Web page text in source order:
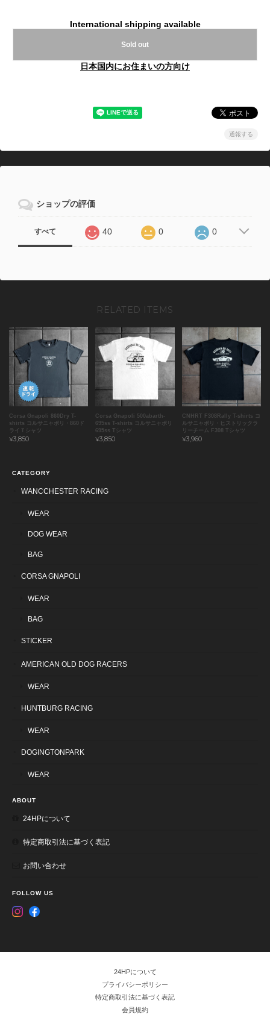
International shipping available
Sold out
日本国内にお住まいの方向け
通報する
ショップの評価
すべて 40 0 0
RELATED ITEMS
Corsa Gnapoli 860Dry T-
shirts コルサニャポリ・860ド
ライＴシャツ
¥3,850
Corsa Gnapoli 500abarth-
695ss T-shirts コルサニャポリ
695ss Tシャツ
¥3,850
CNHRT F308Rally T-shirts コ
ルサニャポリ・ヒストリックラ
リーチーム F308 Tシャツ
¥3,960
CATEGORY
WANCCHESTER RACING
WEAR
DOG WEAR
BAG
CORSA GNAPOLI
WEAR
BAG
STICKER
AMERICAN OLD DOG RACERS
WEAR
HUNTBURG RACING
WEAR
DOGINGTONPARK
WEAR
ABOUT
24HPについて
特定商取引法に基づく表記
お問い合わせ
FOLLOW US
24HPについて
プライバシーポリシー
特定商取引法に基づく表記
会員規約